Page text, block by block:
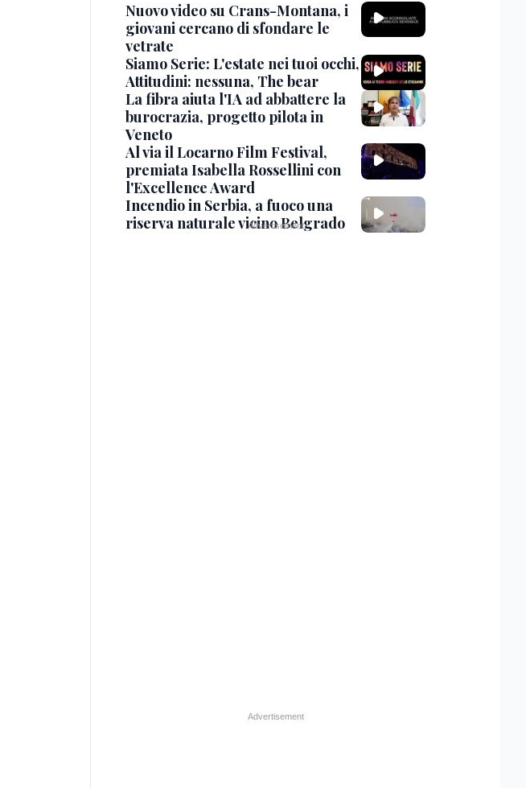
Nuovo video su Crans-Montana, i
giovani cercano di sfondare le
vetrate
Siamo Serie: L'estate nei tuoi occhi,
Attitudini: nessuna, The bear
La fibra aiuta l'IA ad abbattere la
burocrazia, progetto pilota in
Veneto
Al via il Locarno Film Festival,
premiata Isabella Rossellini con
l'Excellence Award
Incendio in Serbia, a fuoco una
riserva naturale vicino Belgrado